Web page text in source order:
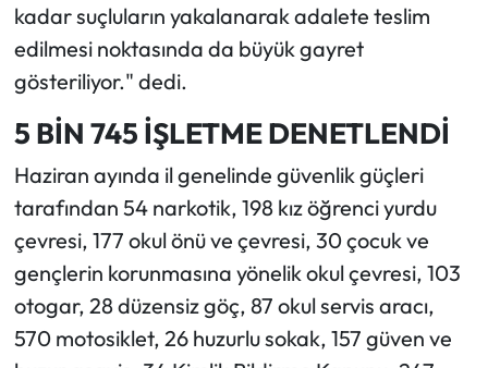
kadar suçluların yakalanarak adalete teslim
edilmesi noktasında da büyük gayret
gösteriliyor." dedi.
5 BİN 745 İŞLETME DENETLENDİ
Haziran ayında il genelinde güvenlik güçleri
tarafından 54 narkotik, 198 kız öğrenci yurdu
çevresi, 177 okul önü ve çevresi, 30 çocuk ve
gençlerin korunmasına yönelik okul çevresi, 103
otogar, 28 düzensiz göç, 87 okul servis aracı,
570 motosiklet, 26 huzurlu sokak, 157 güven ve